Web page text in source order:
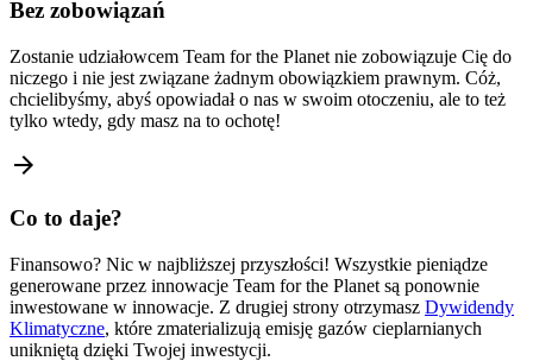
Bez zobowiązań
Zostanie udziałowcem Team for the Planet nie zobowiązuje Cię do
niczego i nie jest związane żadnym obowiązkiem prawnym. Cóż,
chcielibyśmy, abyś opowiadał o nas w swoim otoczeniu, ale to też
tylko wtedy, gdy masz na to ochotę!
arrow_forward
Co to daje?
Finansowo? Nic w najbliższej przyszłości! Wszystkie pieniądze
generowane przez innowacje Team for the Planet są ponownie
inwestowane w innowacje. Z drugiej strony otrzymasz Dywidendy
Klimatyczne, które zmaterializują emisję gazów cieplarnianych
unikniętą dzięki Twojej inwestycji.